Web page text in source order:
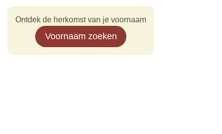
Ontdek de herkomst van je voornaam
Voornaam zoeken